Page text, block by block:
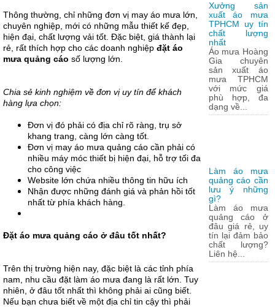
Thông thường, chỉ những đơn vị may áo mưa lớn,
chuyên nghiệp, mới có những mẫu thiết kế đẹp,
hiện đại, chất lượng vải tốt. Đặc biệt, giá thành lại
rẻ, rất thích hợp cho các doanh nghiệp đặt áo
mưa quảng cáo số lượng lớn.
Chia sẻ kinh nghiệm về đơn vị uy tín để khách
hàng lựa chọn:
Đơn vị đó phải có địa chỉ rõ ràng, trụ sở
khang trang, càng lớn càng tốt.
Đơn vị may áo mưa quảng cáo cần phải có
nhiều máy móc thiết bị hiện đại, hỗ trợ tối đa
cho công việc
Website lớn chứa nhiều thông tin hữu ích
Nhận được những đánh giá và phản hồi tốt
nhất từ phía khách hàng.
Đặt áo mưa quảng cáo ở đâu tốt nhất?
Trên thị trường hiện nay, đặc biệt là các tỉnh phía
nam, nhu cầu đặt làm áo mưa đang là rất lớn. Tuy
nhiên, ở đâu tốt nhất thì không phải ai cũng biết.
Nếu bạn chưa biết về một địa chỉ tin cậy thì phải
Xưởng sản
xuất áo mưa
TPHCM uy tín
chất lượng
nhất
Áo mưa Hoàng
Gia chuyên
sản xuất áo
mưa TPHCM
với mức giá
phù hợp, đa
dạng về...
Làm áo mưa
quảng cáo cần
lưu ý những
gì?
Làm áo mưa
quảng cáo ở
đâu giá rẻ, uy
tín lại đảm bảo
chất lượng?
Liên hệ...